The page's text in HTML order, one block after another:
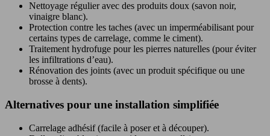
Nettoyage régulier avec des produits doux (savon noir,
vinaigre blanc).
Protection contre les taches (avec un imperméabilisant pour
certains types de carrelage, comme le ciment).
Traitement hydrofuge pour les pierres naturelles (pour éviter
les infiltrations d’eau).
Rénovation des joints (avec un produit spécifique ou une
brosse à dents).
Alternatives pour une installation simplifiée
Carrelage adhésif (facile à poser et à découper).